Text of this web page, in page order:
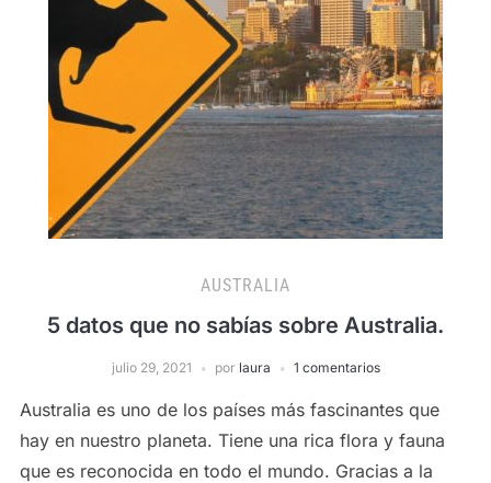
AUSTRALIA
5 datos que no sabías sobre Australia.
julio 29, 2021 por laura 1 comentarios
Australia es uno de los países más fascinantes que
hay en nuestro planeta. Tiene una rica flora y fauna
que es reconocida en todo el mundo. Gracias a la